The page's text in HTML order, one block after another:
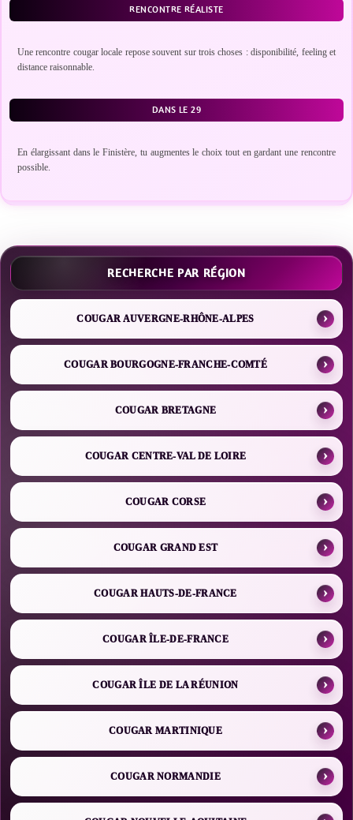
RENCONTRE RÉALISTE
Une rencontre cougar locale repose souvent sur trois choses : disponibilité, feeling et
distance raisonnable.
DANS LE 29
En élargissant dans le Finistère, tu augmentes le choix tout en gardant une rencontre
possible.
RECHERCHE PAR RÉGION
COUGAR AUVERGNE-RHÔNE-ALPES
COUGAR BOURGOGNE-FRANCHE-COMTÉ
COUGAR BRETAGNE
COUGAR CENTRE-VAL DE LOIRE
COUGAR CORSE
COUGAR GRAND EST
COUGAR HAUTS-DE-FRANCE
COUGAR ÎLE-DE-FRANCE
COUGAR ÎLE DE LA RÉUNION
COUGAR MARTINIQUE
COUGAR NORMANDIE